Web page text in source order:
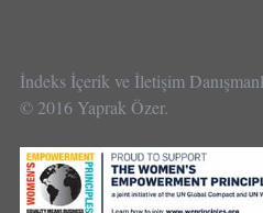
İndeks İçerik ve İletişim
© 2016 Yaprak Özer.